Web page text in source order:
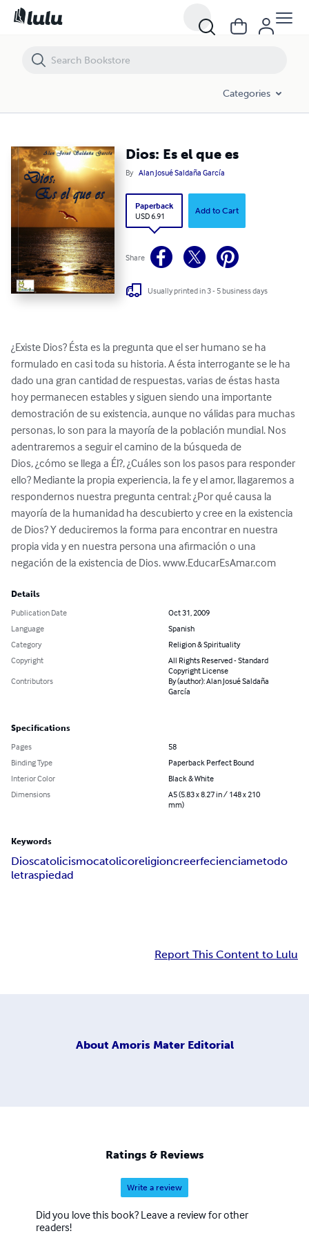
Categories
Dios: Es el que es
By Alan Josué Saldaña García
Paperback
USD 6.91
Add to Cart
Share
Usually printed in 3 - 5 business days
¿Existe Dios? Ésta es la pregunta que el ser humano se ha
formulado en casi toda su historia. A ésta interrogante se le ha
dado una gran cantidad de respuestas, varias de éstas hasta
hoy permanecen estables y siguen siendo una importante
demostración de su existencia, aunque no válidas para muchas
personas, lo son para la mayoría de la población mundial. Nos
adentraremos a seguir el camino de la búsqueda de
Dios, ¿cómo se llega a Él?, ¿Cuáles son los pasos para responder
ello? Mediante la propia experiencia, la fe y el amor, llagaremos a
respondernos nuestra pregunta central: ¿Por qué causa la
mayoría de la humanidad ha descubierto y cree en la existencia
de Dios? Y deduciremos la forma para encontrar en nuestra
propia vida y en nuestra persona una afirmación o una
negación de la existencia de Dios. www.EducarEsAmar.com
Details
Publication Date
Oct 31, 2009
Language
Spanish
Category
Religion & Spirituality
Copyright
All Rights Reserved - Standard
Copyright License
Contributors
By (author): Alan Josué Saldaña
García
Specifications
Pages
58
Binding Type
Paperback Perfect Bound
Interior Color
Black & White
Dimensions
A5 (5.83 x 8.27 in / 148 x 210
mm)
Keywords
Dioscatolicismocatolicoreligioncreerfecienciametodo
letraspiedad
Report This Content to Lulu
About Amoris Mater Editorial
Ratings & Reviews
Write a review
Did you love this book? Leave a review for other
readers!
Dios: Es el que es